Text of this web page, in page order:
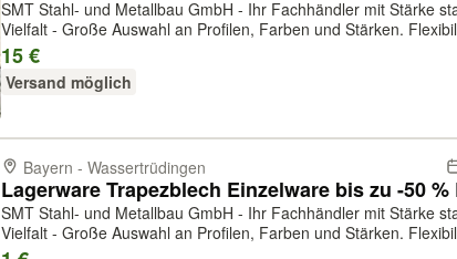
SMT Stahl- und Metallbau GmbH - Ihr Fachhändler mit Stärke
Vielfalt - Große Auswahl an Profilen, Farben und Stärken.
Einzelbleche und in großen Mengen erhältlich. Service -
15 €
Versand möglich
Bayern - Wassertrüdingen
Lagerware Trapezblech Einzelware bis zu -50
SMT Stahl- und Metallbau GmbH - Ihr Fachhändler mit Stärke
Vielfalt - Große Auswahl an Profilen, Farben und Stärken.
Einzelbleche und in großen Mengen erhältlich. Service -